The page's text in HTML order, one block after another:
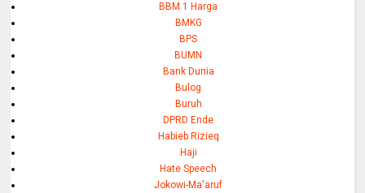
BBM 1 Harga
BMKG
BPS
BUMN
Bank Dunia
Bulog
Buruh
DPRD Ende
Habieb Rizieq
Haji
Hate Speech
Jokowi-Ma'aruf